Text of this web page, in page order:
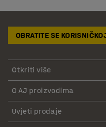
OBRATITE SE
Otkriti više
O AJ proizvodima
Uvjeti prodaje